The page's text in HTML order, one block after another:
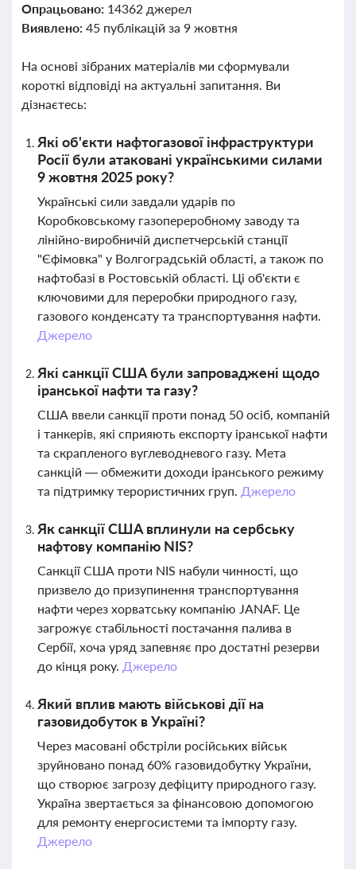
Опрацьовано: 14362 джерел
Виявлено: 45 публікацій за 9 жовтня
На основі зібраних матеріалів ми сформували
короткі відповіді на актуальні запитання. Ви
дізнаєтесь:
Які об'єкти нафтогазової інфраструктури
Росії були атаковані українськими силами
9 жовтня 2025 року?
Українські сили завдали ударів по
Коробковському газопереробному заводу та
лінійно-виробничій диспетчерській станції
"Єфімовка" у Волгоградській області, а також по
нафтобазі в Ростовській області. Ці об'єкти є
ключовими для переробки природного газу,
газового конденсату та транспортування нафти.
Джерело
Які санкції США були запроваджені щодо
іранської нафти та газу?
США ввели санкції проти понад 50 осіб, компаній
і танкерів, які сприяють експорту іранської нафти
та скрапленого вуглеводневого газу. Мета
санкцій — обмежити доходи іранського режиму
та підтримку терористичних груп. Джерело
Як санкції США вплинули на сербську
нафтову компанію NIS?
Санкції США проти NIS набули чинності, що
призвело до призупинення транспортування
нафти через хорватську компанію JANAF. Це
загрожує стабільності постачання палива в
Сербії, хоча уряд запевняє про достатні резерви
до кінця року. Джерело
Який вплив мають військові дії на
газовидобуток в Україні?
Через масовані обстріли російських військ
зруйновано понад 60% газовидобутку України,
що створює загрозу дефіциту природного газу.
Україна звертається за фінансовою допомогою
для ремонту енергосистеми та імпорту газу.
Джерело